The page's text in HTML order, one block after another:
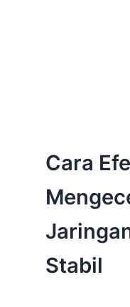
Cara
Stabil